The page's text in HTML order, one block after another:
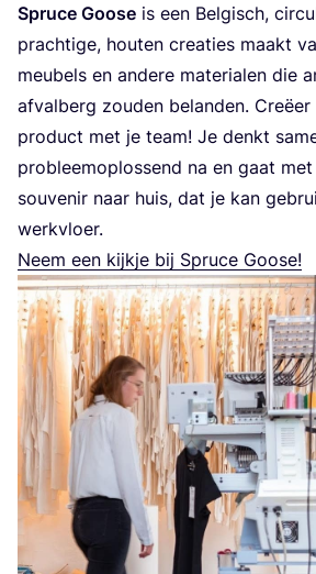
Spru­ce Goo­se is een Bel­gisch,
prach­ti­ge, hou­ten cre­a­ties maakt
meu­bels en ande­re mate­ri­a­len die
afval­berg zou­den belan­den.
pro­duct met je team! Je denkt
pro­bleem­op­los­send na en gaat
sou­ve­nir naar huis, dat je kan
werkvloer.
Neem een kijk­je bij Spru­ce Goose!